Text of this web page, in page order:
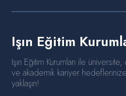
Işın Eğitim
Işın Eğitim Kurumları ile
ve akademik kariyer
yaklaşın!